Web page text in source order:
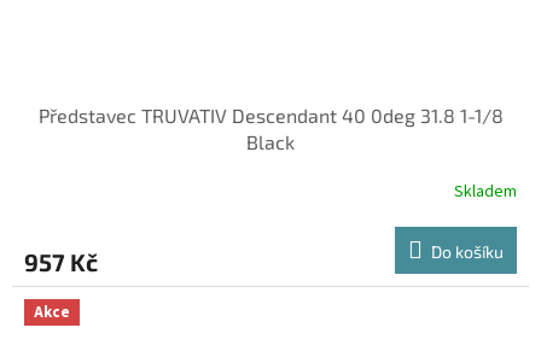
Představec TRUVATIV Descendant 40 0deg 31.8 1-1/8
Black
Skladem
957 Kč Do košíku
Akce